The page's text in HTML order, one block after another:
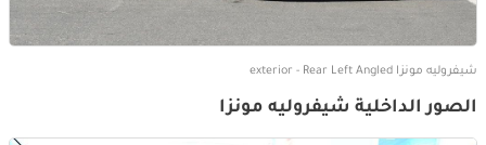
شيفروليه مونزا exterior - Rear Left Angled
الصور الداخلية شيفروليه مونزا